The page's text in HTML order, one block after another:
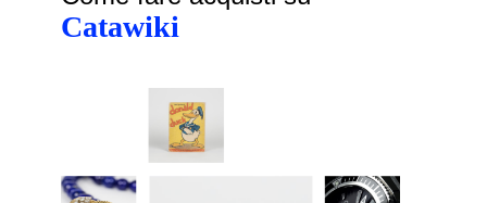
Catawiki